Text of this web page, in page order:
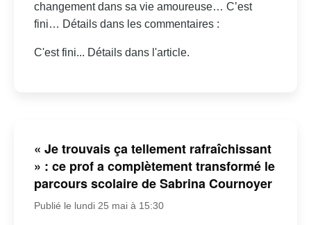
changement dans sa vie amoureuse… C’est
fini… Détails dans les commentaires :
C'est fini... Détails dans l'article.
« Je trouvais ça tellement rafraîchissant
» : ce prof a complètement transformé le
parcours scolaire de Sabrina Cournoyer
Publié le lundi 25 mai à 15:30